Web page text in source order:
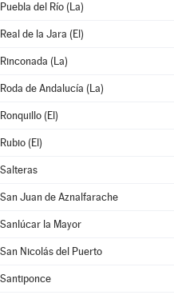
Puebla del Río (La)
Real de la Jara (El)
Rinconada (La)
Roda de Andalucía (La)
Ronquillo (El)
Rubio (El)
Salteras
San Juan de Aznalfarache
Sanlúcar la Mayor
San Nicolás del Puerto
Santiponce